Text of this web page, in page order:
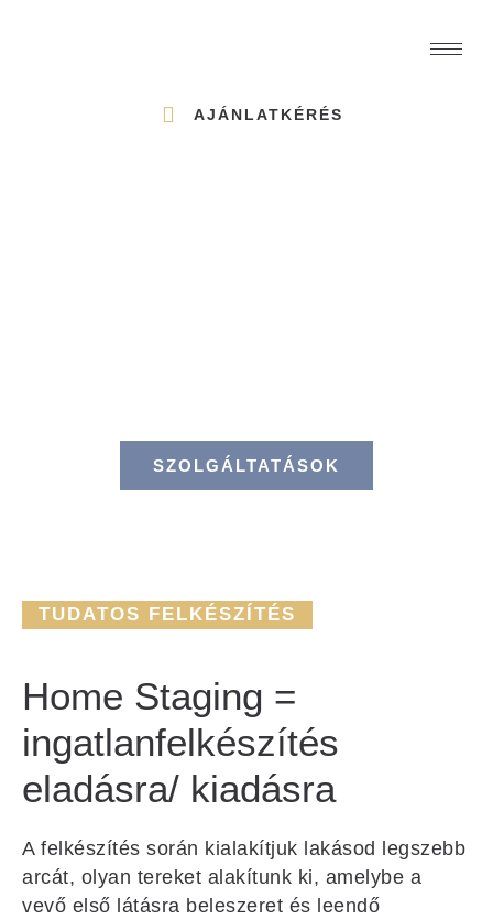
AJÁNLATKÉRÉS
SZOLGÁLTATÁSOK
TUDATOS FELKÉSZÍTÉS
Home Staging =
ingatlanfelkészítés
eladásra/ kiadásra
A felkészítés során kialakítjuk lakásod legszebb
arcát, olyan tereket alakítunk ki, amelybe a
vevő első látásra beleszeret és leendő